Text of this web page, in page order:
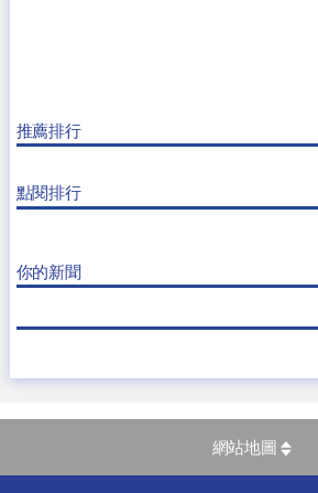
推薦排行
點閱排行
你的新聞
網站地圖